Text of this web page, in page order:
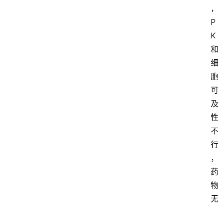
，
P
K
和
细
胞
可
及
性
不
行
，
药
物
无